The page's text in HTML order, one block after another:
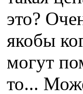
это?
якобы
могут
то...